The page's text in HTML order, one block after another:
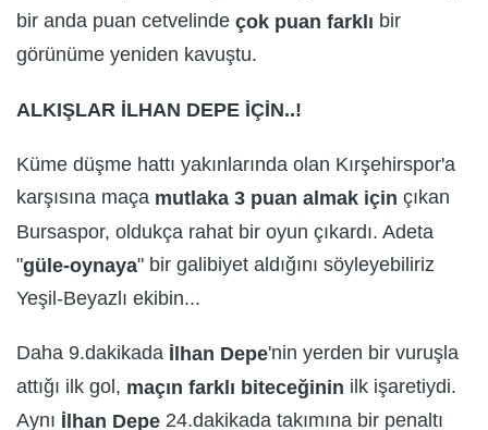
bir anda puan cetvelinde çok puan farklı bir
görünüme yeniden kavuştu.
ALKIŞLAR İLHAN DEPE İÇİN..!
Küme düşme hattı yakınlarında olan Kırşehirspor'a
karşısına maça mutlaka 3 puan almak için çıkan
Bursaspor, oldukça rahat bir oyun çıkardı. Adeta
"güle-oynaya" bir galibiyet aldığını söyleyebiliriz
Yeşil-Beyazlı ekibin...
Daha 9.dakikada İlhan Depe'nin yerden bir vuruşla
attığı ilk gol, maçın farklı biteceğinin ilk işaretiydi.
Aynı İlhan Depe 24.dakikada takımına bir penaltı